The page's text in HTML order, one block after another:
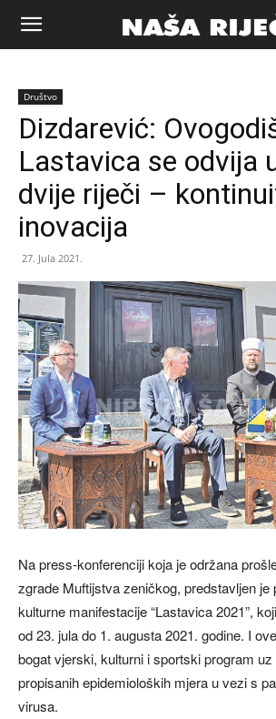
Naša
riječ
Zenica
Društvo
Dizdarević:
Lastavica se odvija
dvije riječi –
inovacija
27. Jula 2021.
Na press-konferenciji koja je održana
zgrade Muftijstva zeničkog, predstavljen je
kulturne manifestacije “Lastavica 2021”,
od 23. jula do 1. augusta 2021. godine. I
bogat vjerski, kulturni i sportski program
propisanih epidemioloških mjera u vezi s
virusa.